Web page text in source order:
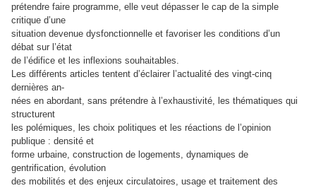
prétendre faire programme, elle veut dépasser le cap de la simple
critique d’une
situation devenue dysfonctionnelle et favoriser les conditions d’un
débat sur l’état
de l’édifice et les inflexions souhaitables.
Les différents articles tentent d’éclairer l’actualité des vingt-cinq
dernières an-
nées en abordant, sans prétendre à l’exhaustivité, les thématiques qui
structurent
les polémiques, les choix politiques et les réactions de l’opinion
publique : densité et
forme urbaine, construction de logements, dynamiques de
gentrification, évolution
des mobilités et des enjeux circulatoires, usage et traitement des